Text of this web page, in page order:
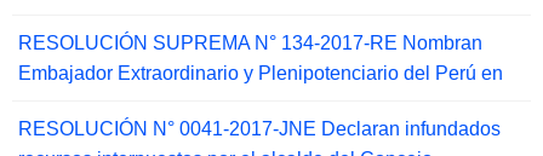
RESOLUCIÓN SUPREMA N° 134-2017-RE Nombran
Embajador Extraordinario y Plenipotenciario del Perú en
RESOLUCIÓN N° 0041-2017-JNE Declaran infundados